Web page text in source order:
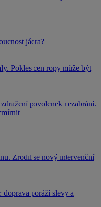
jádra?
Pokles cen ropy může být
povolenek nezabrání.
Zrodil se nový intervenční
doprava poráží slevy a